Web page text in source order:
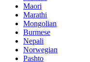
Maori
Marathi
Mongolian
Burmese
Nepali
Norwegian
Pashto